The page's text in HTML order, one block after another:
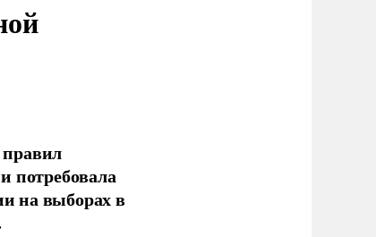
потребовала
на выборах в